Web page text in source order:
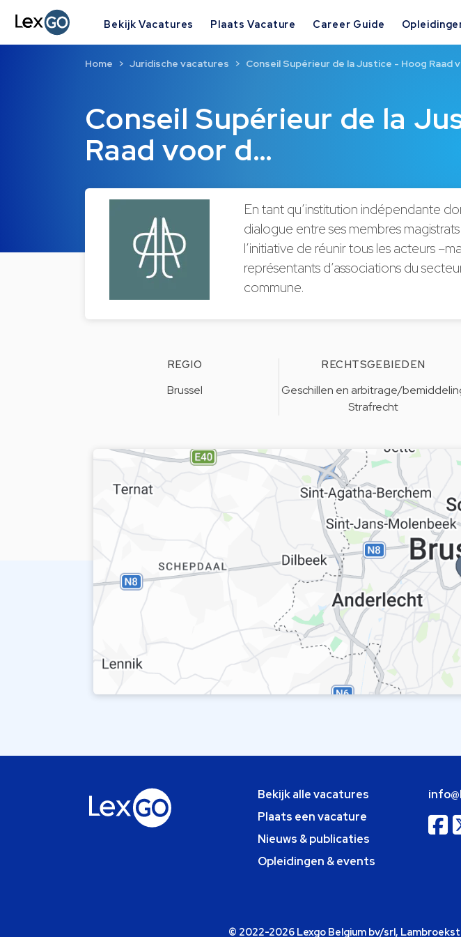
Bekijk Vacatures Plaats Vacature Career Guide
Conseil Supérieur de la
Raad voor d…
Home Juridische vacatures Conseil Supérieur de la Justice - Hoog Raad
En tant qu’institution indépendante
dialogue entre ses membres
l’initiative de réunir tous les acteurs
représentants d’associations du
commune.
REGIO
Brussel
RECHTSGEBIEDEN
Geschillen en arbitrage/
Strafrecht
Bekijk alle vacatures
Plaats een vacature
Nieuws & publicaties
Opleidingen & events
© 2022-2026 Lexgo Belgium bv/srl,